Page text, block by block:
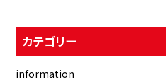
カテゴリー
information